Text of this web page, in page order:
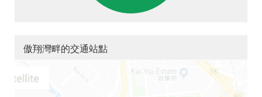
傲翔灣畔的交通站點